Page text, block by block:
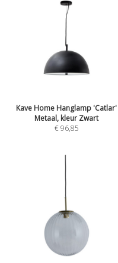
Kave Home Hanglamp 'Catlar'
Metaal, kleur Zwart
€ 96,85